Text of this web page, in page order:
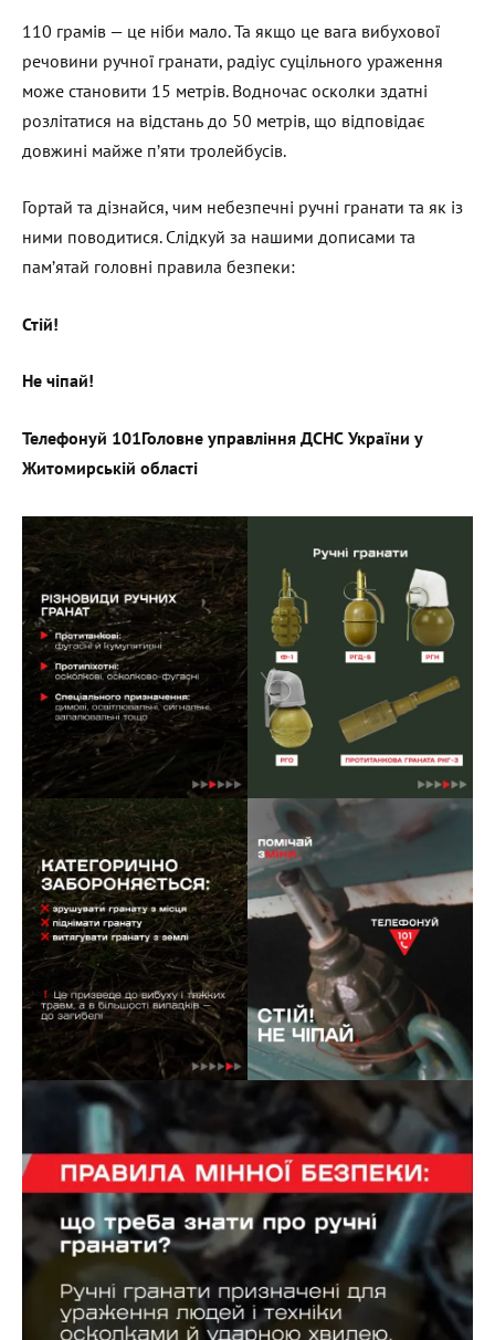
110 грамів — це ніби мало. Та якщо це вага вибухової
речовини ручної гранати, радіус суцільного ураження
може становити 15 метрів. Водночас осколки здатні
розлітатися на відстань до 50 метрів, що відповідає
довжині майже п’яти тролейбусів.
Гортай та дізнайся, чим небезпечні ручні гранати та як із
ними поводитися. Слідкуй за нашими дописами та
пам’ятай головні правила безпеки:
Стій!
Не чіпай!
Телефонуй 101Головне управління ДСНС України у
Житомирській області